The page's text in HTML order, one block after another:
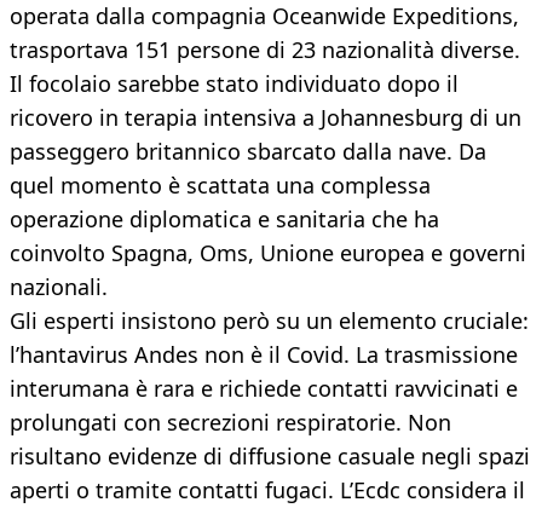
operata dalla compagnia Oceanwide Expeditions,
trasportava 151 persone di 23 nazionalità diverse.
Il focolaio sarebbe stato individuato dopo il
ricovero in terapia intensiva a Johannesburg di un
passeggero britannico sbarcato dalla nave. Da
quel momento è scattata una complessa
operazione diplomatica e sanitaria che ha
coinvolto Spagna, Oms, Unione europea e governi
nazionali.
Gli esperti insistono però su un elemento cruciale:
l’hantavirus Andes non è il Covid. La trasmissione
interumana è rara e richiede contatti ravvicinati e
prolungati con secrezioni respiratorie. Non
risultano evidenze di diffusione casuale negli spazi
aperti o tramite contatti fugaci. L’Ecdc considera il